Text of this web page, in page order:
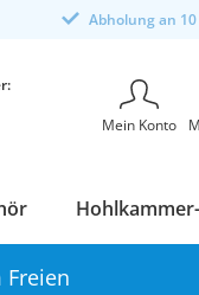
Abholung an
Mein Konto